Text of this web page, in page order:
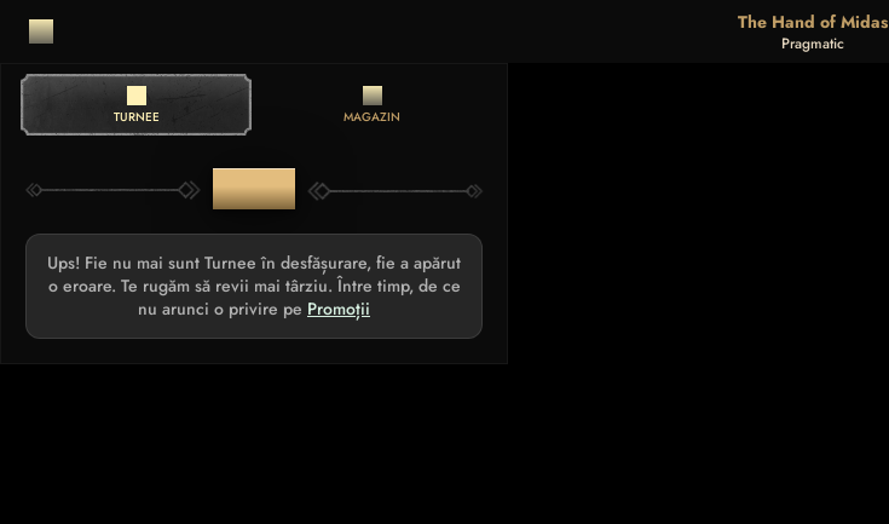
The Hand of Midas
Pragmatic
TURNEE MAGAZIN
TURNEE
Ups! Fie nu mai sunt Turnee în desfășurare, fie a apărut
o eroare. Te rugăm să revii mai târziu. Între timp, de ce
nu arunci o privire pe Promoții